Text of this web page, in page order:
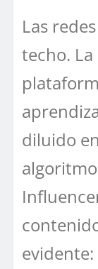
Las
techo.
diluido
evidente: